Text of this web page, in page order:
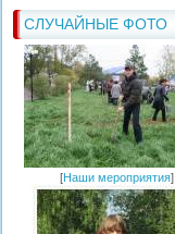
СЛУЧАЙНЫЕ ФОТО
[Наши мероприятия]